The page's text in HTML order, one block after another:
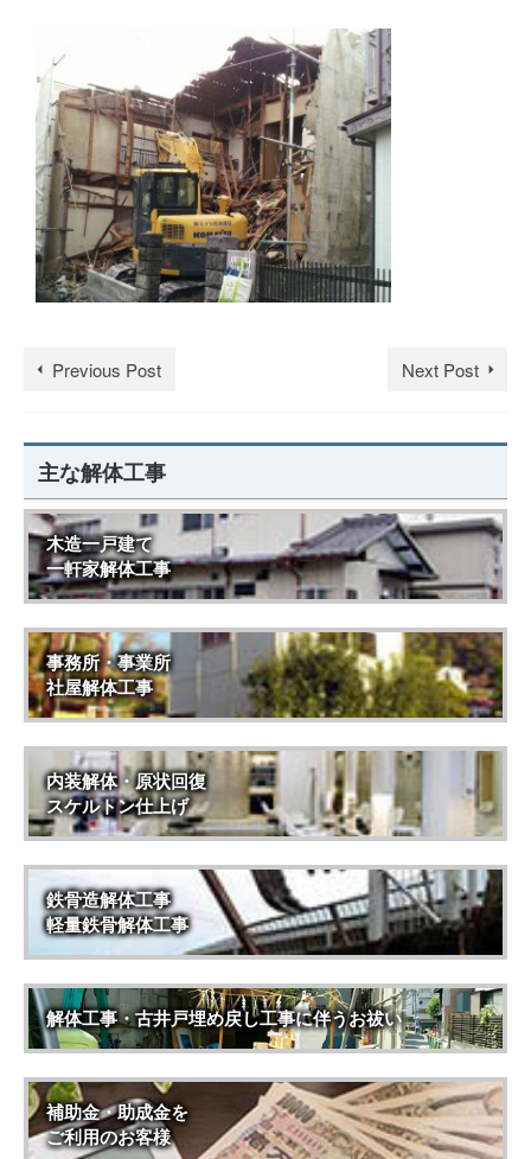
Previous Post Next Post
主な解体工事
木造一戸建て
一軒家解体工事
事務所・事業所
社屋解体工事
内装解体・原状回復
スケルトン仕上げ
鉄骨造解体工事
軽量鉄骨解体工事
解体工事・古井戸埋め戻し工事に伴うお祓い
補助金・助成金を
ご利用のお客様